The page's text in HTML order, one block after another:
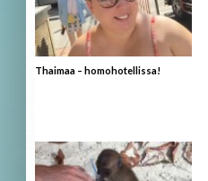
Thaimaa – homohotellissa!